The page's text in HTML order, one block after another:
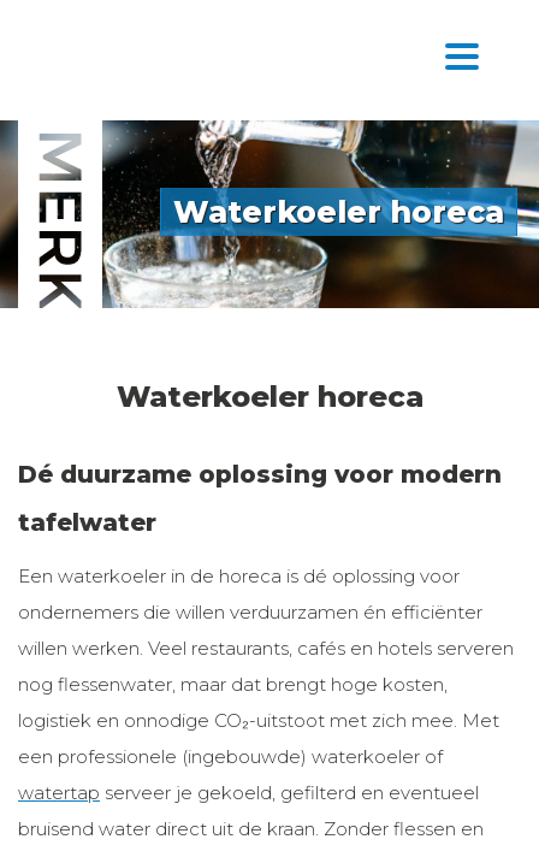
Waterkoeler horeca
Waterkoeler horeca
Dé duurzame oplossing voor modern
tafelwater
Een waterkoeler in de horeca is dé oplossing voor
ondernemers die willen verduurzamen én efficiënter
willen werken. Veel restaurants, cafés en hotels serveren
nog flessenwater, maar dat brengt hoge kosten,
logistiek en onnodige CO₂-uitstoot met zich mee. Met
een professionele (ingebouwde) waterkoeler of
watertap serveer je gekoeld, gefilterd en eventueel
bruisend water direct uit de kraan. Zonder flessen en